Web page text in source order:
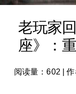
老玩家
座》：
阅读量：602 |